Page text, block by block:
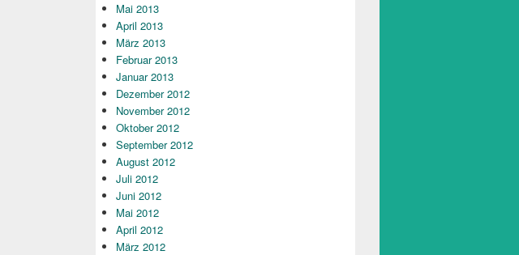
Mai 2013
April 2013
März 2013
Februar 2013
Januar 2013
Dezember 2012
November 2012
Oktober 2012
September 2012
August 2012
Juli 2012
Juni 2012
Mai 2012
April 2012
März 2012